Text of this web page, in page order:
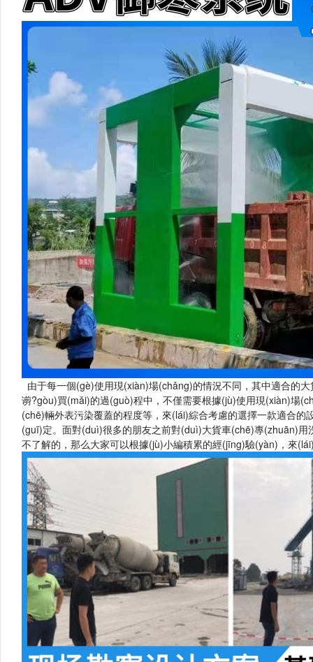
由于每一個(gè)使用現(xiàn)場(chǎng)的情況不同，其中適合
谫?gòu)買(mǎi)的過(guò)程中，不僅需要根據(jù)使用現(xiàn)場
(chē)輛外表污染覆蓋的程度等，來(lái)綜合考慮的選擇一款適合
(guī)定。面對(duì)很多的朋友之前對(duì)大貨車(chē)專
不了解的，那么大家可以根據(jù)小編積累的經(jīng)驗(yàn)，來